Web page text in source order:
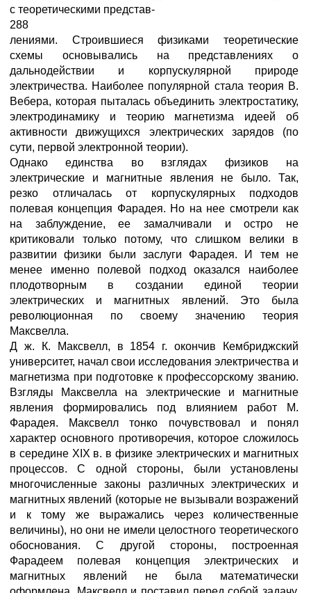
с теоретическими представ-
288
лениями. Строившиеся физиками теоретические
схемы основывались на представлениях о
дальнодействии и корпускулярной природе
электричества. Наиболее популярной стала теория В.
Вебера, которая пыталась объединить электростатику,
электродинамику и теорию магнетизма идеей об
активности движущихся электрических зарядов (по
сути, первой электронной теории).
Однако единства во взглядах физиков на
электрические и магнитные явления не было. Так,
резко отличалась от корпускулярных подходов
полевая концепция Фарадея. Но на нее смотрели как
на заблуждение, ее замалчивали и остро не
критиковали только потому, что слишком велики в
развитии физики были заслуги Фарадея. И тем не
менее именно полевой подход оказался наиболее
плодотворным в создании единой теории
электрических и магнитных явлений. Это была
революционная по своему значению теория
Максвелла.
Д ж. К. Максвелл, в 1854 г. окончив Кембриджский
университет, начал свои исследования электричества и
магнетизма при подготовке к профессорскому званию.
Взгляды Максвелла на электрические и магнитные
явления формировались под влиянием работ М.
Фарадея. Максвелл тонко почувствовал и понял
характер основного противоречия, которое сложилось
в середине XIX в. в физике электрических и магнитных
процессов. С одной стороны, были установлены
многочисленные законы различных электрических и
магнитных явлений (которые не вызывали возражений
и к тому же выражались через количественные
величины), но они не имели целостного теоретического
обоснования. С другой стороны, построенная
Фарадеем полевая концепция электрических и
магнитных явлений не была математически